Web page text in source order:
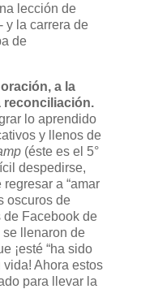
lección de
y la carrera de
de
a la
reconciliación.
lo aprendido
y llenos de
(éste es el 5°
despedirse,
a “amar
oscuros de
de Facebook de
se llenaron de
¡esté “ha sido
Ahora estos
para llevar la